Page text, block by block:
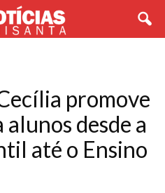
promove
desde a
até o Ensino